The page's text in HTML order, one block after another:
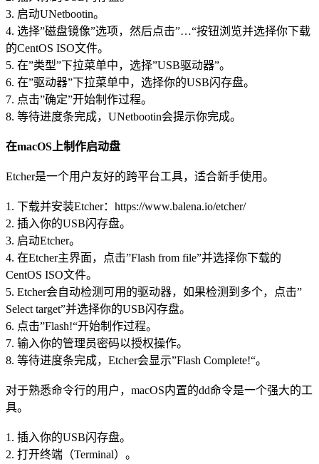
3. 启动UNetbootin。
4. 选择”磁盘镜像”选项，然后点击”…“按钮浏览并选择你下载
的CentOS ISO文件。
5. 在”类型”下拉菜单中，选择”USB驱动器”。
6. 在”驱动器”下拉菜单中，选择你的USB闪存盘。
7. 点击”确定”开始制作过程。
8. 等待进度条完成，UNetbootin会提示你完成。
在macOS上制作启动盘
Etcher是一个用户友好的跨平台工具，适合新手使用。
1. 下载并安装Etcher：https://www.balena.io/etcher/
2. 插入你的USB闪存盘。
3. 启动Etcher。
4. 在Etcher主界面，点击”Flash from file”并选择你下载的
CentOS ISO文件。
5. Etcher会自动检测可用的驱动器，如果检测到多个，点击”
Select target”并选择你的USB闪存盘。
6. 点击”Flash!“开始制作过程。
7. 输入你的管理员密码以授权操作。
8. 等待进度条完成，Etcher会显示”Flash Complete!“。
对于熟悉命令行的用户，macOS内置的dd命令是一个强大的工
具。
1. 插入你的USB闪存盘。
2. 打开终端（Terminal）。